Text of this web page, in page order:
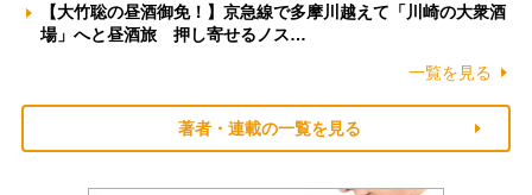
【大竹聡の昼酒御免！】京急線で多摩川越えて「川崎の大衆酒
場」へと昼酒旅 押し寄せるノス…
一覧を見る
著者・連載の一覧を見る